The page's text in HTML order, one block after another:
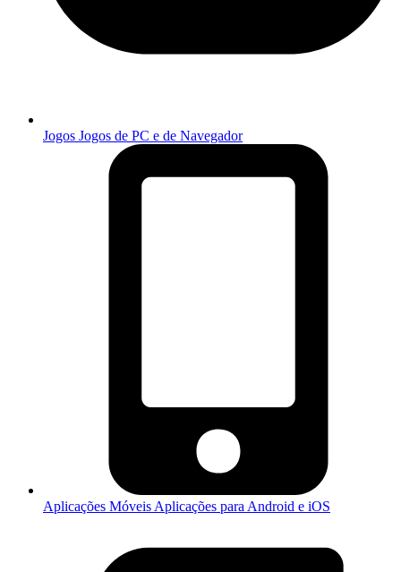
Jogos Jogos de PC e de Navegador
Aplicações Móveis Aplicações para Android e iOS